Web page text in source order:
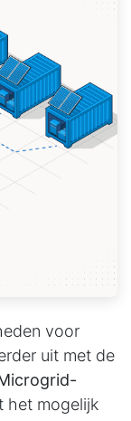
voor
uit met de
het mogelijk